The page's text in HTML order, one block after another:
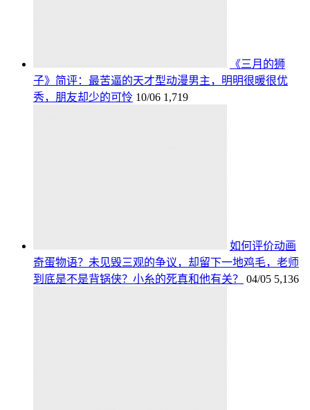
《三月的狮
子》简评：最苦逼的天才型动漫男主，明明很暖很优
秀，朋友却少的可怜 10/06 1,719
如何评价动画
奇蛋物语？未见毁三观的争议，却留下一地鸡毛，老师
到底是不是背锅侠？小糸的死真和他有关？
04/05 5,136